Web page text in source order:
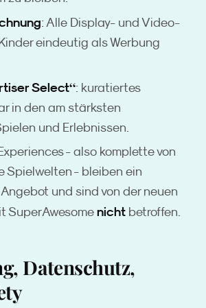
: Alle Display- und Video-
eindeutig als Werbung
Select“: kuratiertes
in den am stärksten
und Erlebnissen.
- also komplette von
Spielwelten - bleiben ein
und sind von der neuen
SuperAwesome nicht betroffen.
Datenschutz,